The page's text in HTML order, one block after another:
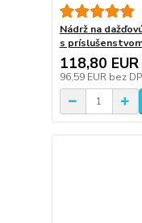
Nádrž na
s
118,80 EUR
96,59 EUR bez